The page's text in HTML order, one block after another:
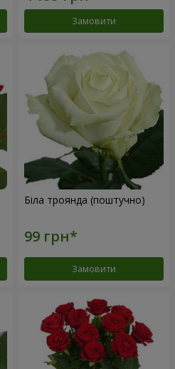
Замовити
Біла троянда (поштучно)
Замовити